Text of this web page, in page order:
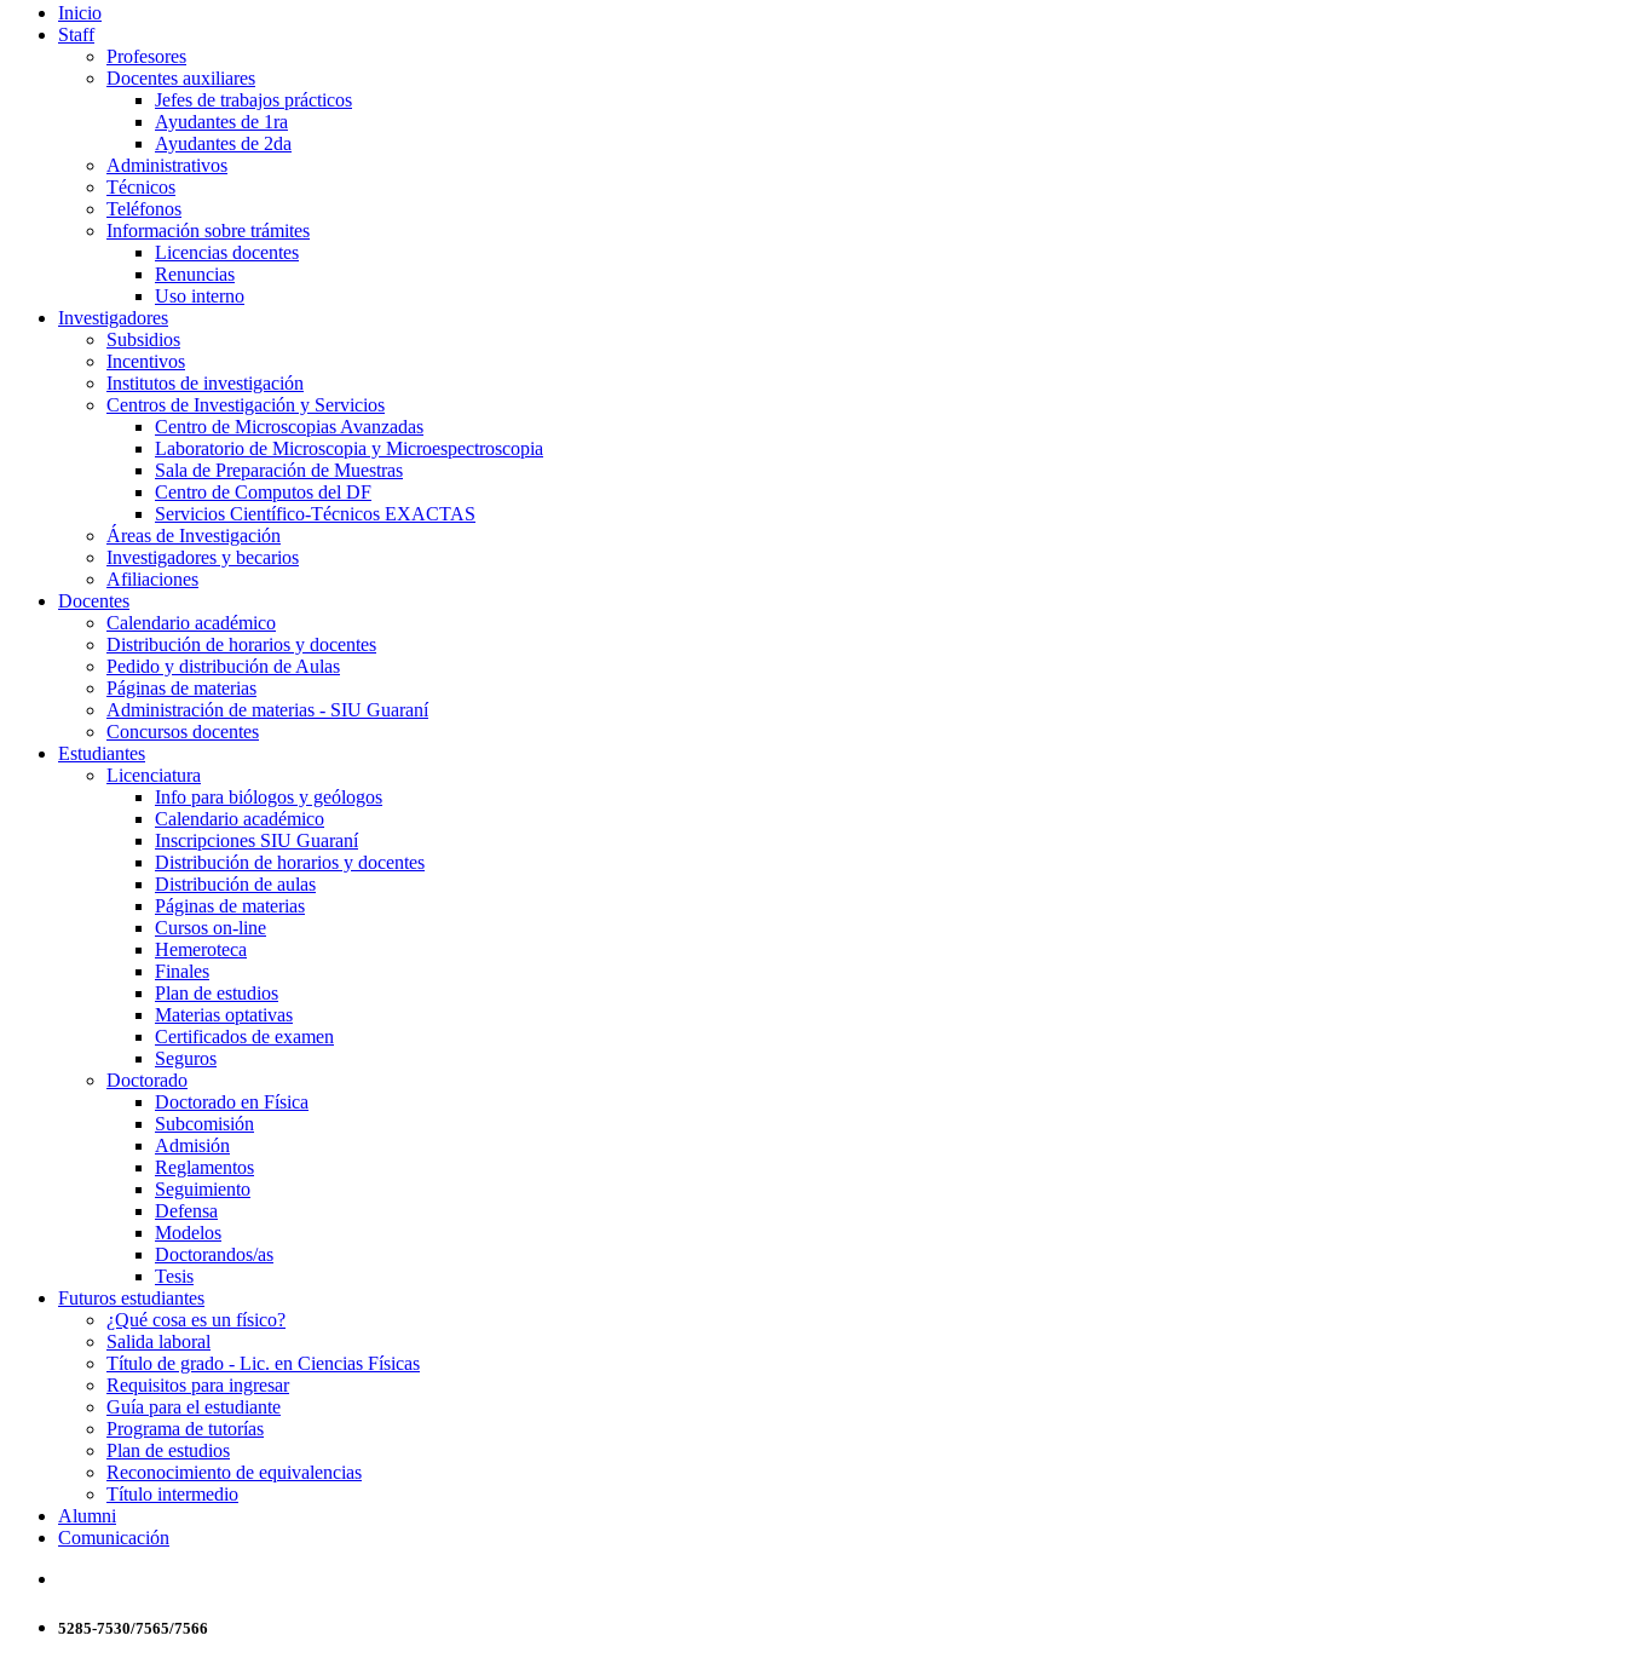
Inicio
Staff
Profesores
Docentes auxiliares
Jefes de trabajos prácticos
Ayudantes de 1ra
Ayudantes de 2da
Administrativos
Técnicos
Teléfonos
Información sobre trámites
Licencias docentes
Renuncias
Uso interno
Investigadores
Subsidios
Incentivos
Institutos de investigación
Centros de Investigación y Servicios
Centro de Microscopias Avanzadas
Laboratorio de Microscopia y Microespectroscopia
Sala de Preparación de Muestras
Centro de Computos del DF
Servicios Científico-Técnicos EXACTAS
Áreas de Investigación
Investigadores y becarios
Afiliaciones
Docentes
Calendario académico
Distribución de horarios y docentes
Pedido y distribución de Aulas
Páginas de materias
Administración de materias - SIU Guaraní
Concursos docentes
Estudiantes
Licenciatura
Info para biólogos y geólogos
Calendario académico
Inscripciones SIU Guaraní
Distribución de horarios y docentes
Distribución de aulas
Páginas de materias
Cursos on-line
Hemeroteca
Finales
Plan de estudios
Materias optativas
Certificados de examen
Seguros
Doctorado
Doctorado en Física
Subcomisión
Admisión
Reglamentos
Seguimiento
Defensa
Modelos
Doctorandos/as
Tesis
Futuros estudiantes
¿Qué cosa es un físico?
Salida laboral
Título de grado - Lic. en Ciencias Físicas
Requisitos para ingresar
Guía para el estudiante
Programa de tutorías
Plan de estudios
Reconocimiento de equivalencias
Título intermedio
Alumni
Comunicación
5285-7530/7565/7566